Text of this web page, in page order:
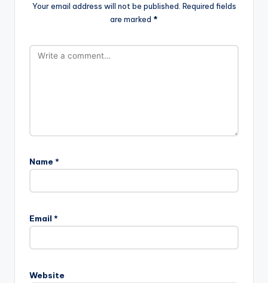
Your email address will not be published. Required fields
are marked *
Name *
Email *
Website